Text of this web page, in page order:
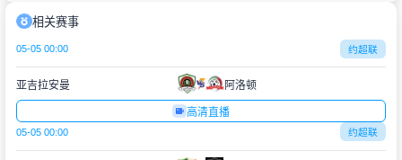
相关赛事
05-05 00:00 约超联
亚吉拉安曼 阿洛顿
高清直播
05-05 00:00 约超联